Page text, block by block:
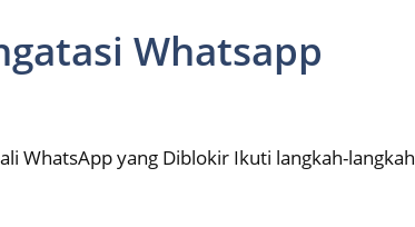
Whatsapp
WhatsApp yang Diblokir Ikuti langkah-langkah